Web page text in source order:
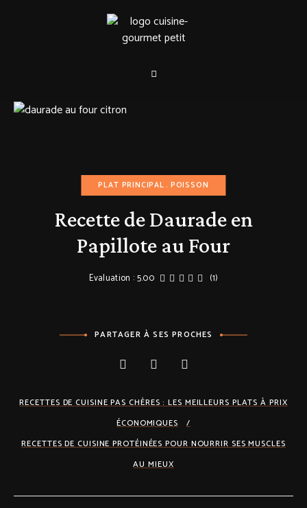
PLAT PRINCIPAL POISSON
Recette de Daurade en
Papillote au Four
Evaluation : 5.00 (1)
PARTAGER À SES PROCHES
RECETTES DE CUISINE PAS CHÈRES : LES MEILLEURS PLATS À PRIX
ÉCONOMIQUES
RECETTES DE CUISINE PROTÉINÉES POUR NOURRIR SES MUSCLES
AU MIEUX